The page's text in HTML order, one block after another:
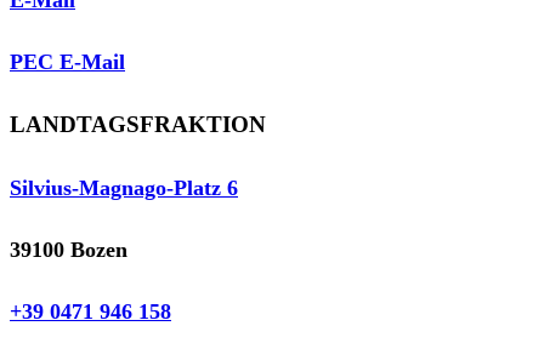
PEC E-Mail
LANDTAGSFRAKTION
Silvius-Magnago-Platz 6
39100 Bozen
+39 0471 946 158